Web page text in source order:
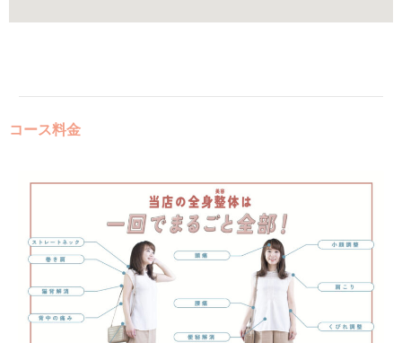
コース料金